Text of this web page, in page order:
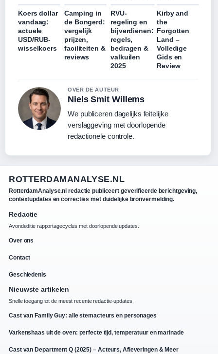
Koers dollar
vandaag:
actuele
USD/RUB-
wisselkoers
Camping in
de Bongerd:
vergelijk
prijzen,
faciliteiten &
reviews
RVU-
regeling en
bijverdienen:
regels,
bedragen &
valkuilen
2025
Kirby and
the
Forgotten
Land –
Volledige
Gids en
Review
OVER DE AUTEUR
Niels Smit Willems
We publiceren dagelijks feitelijke
verslaggeving met doorlopende
redactionele controle.
ROTTERDAMANALYSE.NL
RotterdamAnalyse.nl redactie publiceert geverifieerde berichtgeving,
contextupdates en correcties met duidelijke bronvermelding.
Redactie
Avondeditie rapportagecyclus met doorlopende updates.
Over ons
Contact
Geschiedenis
Nieuwste artikelen
Snelle toegang tot de meest recente redactie-updates.
Cast van Family Guy: alle stemacteurs en personages
Varkenshaas uit de oven: perfecte tijd, temperatuur en marinade
Cast van Department Q (2025) – Acteurs, Afleveringen & Meer